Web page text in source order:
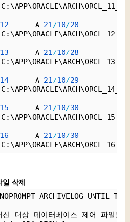
12 A 21/10/28
13 A 21/10/28
14 A 21/10/29
15 A 21/10/30
16 A 21/10/30
삭제
NOPROMPT ARCHIVELOG UNTIL
신 대상 데이터베이스 제어 파일을